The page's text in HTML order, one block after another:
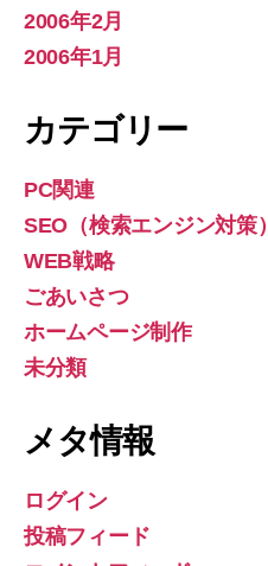
2006年2月
2006年1月
カテゴリー
PC関連
SEO（検索エンジン対策）
WEB戦略
ごあいさつ
ホームページ制作
未分類
メタ情報
ログイン
投稿フィード